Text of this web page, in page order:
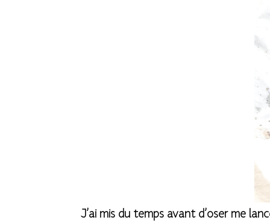
J’ai mis du temps avant d’oser me